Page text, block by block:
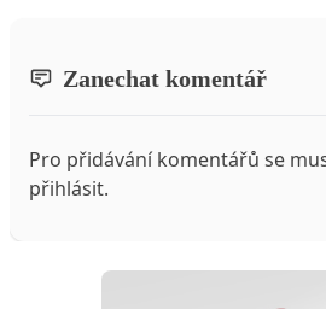
Zanechat komentář
Pro přidávání komentářů se
přihlásit.